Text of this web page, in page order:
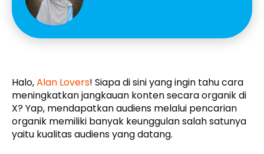
Halo,Alan Lovers! Siapa di sini yang ingin tahu cara
meningkatkan jangkauan konten secara organik di
X? Yap, mendapatkan audiens melalui pencarian
organik memiliki banyak keunggulan salah satunya
yaitu kualitas audiens yang datang.